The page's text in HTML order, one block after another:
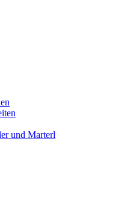
und Marterl